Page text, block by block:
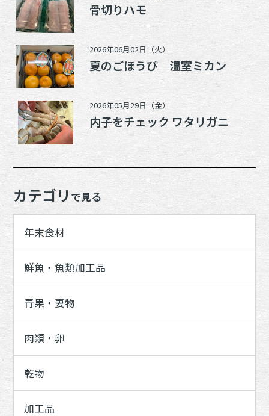
骨切りハモ
2026年06月02日（火）
夏のごほうび 温室ミカン
2026年05月29日（金）
内子をチェック ワタリガニ
カテゴリ で見る
年末食材
鮮魚・魚類加工品
青果・妻物
肉類・卵
乾物
加工品